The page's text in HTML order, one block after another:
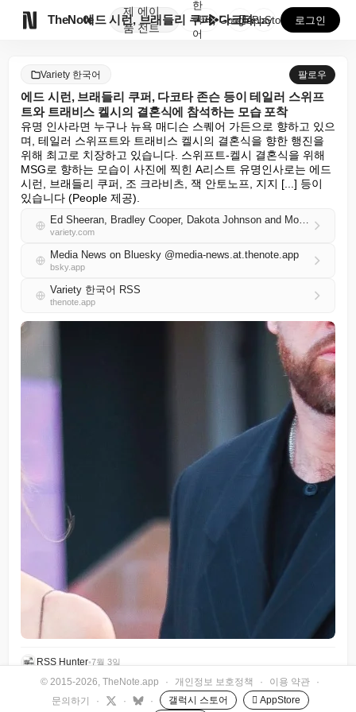
TheNote
제
품
에이
전트
에드 시런, 브래들리 쿠퍼, 다코타 존슨 등이 테일러 ...
한
국
어
GooglePlay
AppStore 로그인
Variety 한국어 팔로우
에드 시런, 브래들리 쿠퍼, 다코타 존슨 등이 테일러 스위프
트와 트래비스 켈시의 결혼식에 참석하는 모습 포착
유명 인사라면 누구나 뉴욕 매디슨 스퀘어 가든으로 향하고 있으
며, 테일러 스위프트와 트래비스 켈시의 결혼식을 향한 행진을
위해 최고로 치장하고 있습니다. 스위프트-켈시 결혼식을 위해
MSG로 향하는 모습이 사진에 찍힌 A리스트 유명인사로는 에드
시런, 브래들리 쿠퍼, 조 크라비츠, 잭 안토노프, 지지 [...] 등이
있습니다 (People 제공).
Ed Sheeran, Bradley Cooper, Dakota Johnson and More Pictured Heading to Taylor Swift and Travis Kelce’s Wedding
variety.com
Media News on Bluesky @media-news.at.thenote.app
bsky.app
Variety 한국어 RSS
thenote.app
RSS Hunter•7월 3일
© 2015-2026, TheNote.app · 개인정보 보호정책 · 이용 약관
·
문의하기
· · · 갤럭시 스토어  AppStore